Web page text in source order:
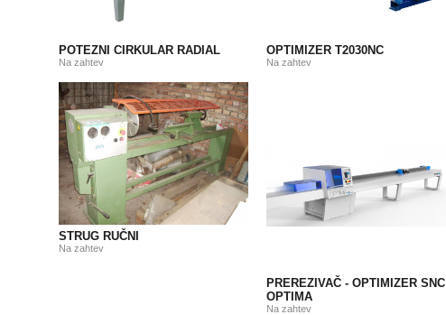
POTEZNI CIRKULAR RADIAL
Na zahtev
OPTIMIZER T2030NC
Na zahtev
STRUG RUČNI
Na zahtev
PREREZIVAČ - OPTIMIZER SNC
OPTIMA
Na zahtev